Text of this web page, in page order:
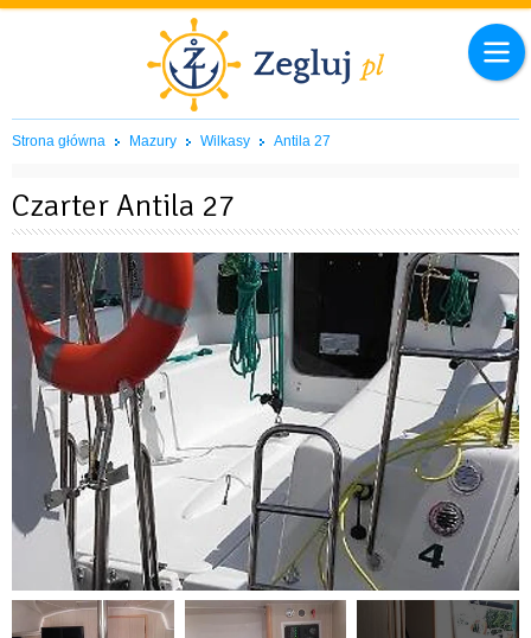
Strona główna Mazury Wilkasy Antila 27
Czarter Antila 27